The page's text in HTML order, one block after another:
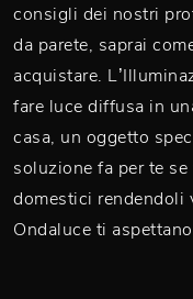
consigli dei nostri
da parete, saprai
acquistare.
fare luce diffusa in
casa, un oggetto
soluzione fa per te
domestici
Ondaluce ti